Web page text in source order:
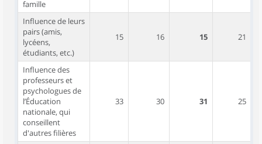
famille
Influence de leurs
pairs (amis,
lycéens,
étudiants, etc.)
15 16 15 21
Influence des
professeurs et
psychologues de
l’Éducation
nationale, qui
conseillent
d'autres filières
33 30 31 25